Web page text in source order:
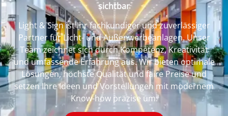
sichtbar
Light & Sign ist Ihr fachkundiger und zuverlässiger
Partner für Licht- und Außenwerbeanlagen. Unser
Team zeichnet sich durch Kompetenz, Kreativität
und umfassende Erfahrung aus. Wir bieten optimale
Lösungen, höchste Qualität und faire Preise und
setzen Ihre Ideen und Vorstellungen mit modernem
Know-how präzise um.